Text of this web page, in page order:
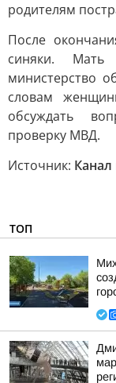
родителям
После
синяки.
министерство
словам
обсуждать
проверку МВД.
Источник:
ТОП